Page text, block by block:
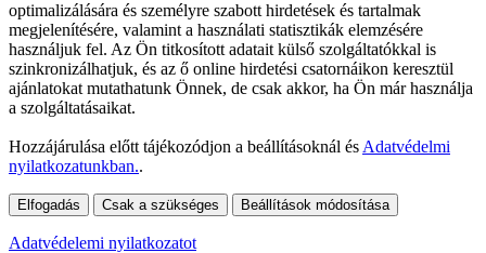
optimalizálására és személyre szabott hirdetések és tartalmak
megjelenítésére, valamint a használati statisztikák elemzésére
használjuk fel. Az Ön titkosított adatait külső szolgáltatókkal is
szinkronizálhatjuk, és az ő online hirdetési csatornáikon keresztül
ajánlatokat mutathatunk Önnek, de csak akkor, ha Ön már használja
a szolgáltatásaikat.
Hozzájárulása előtt tájékozódjon a beállításoknál és Adatvédelmi
nyilatkozatunkban..
Elfogadás Csak a szükséges Beállítások módosítása
Adatvédelemi nyilatkozatot